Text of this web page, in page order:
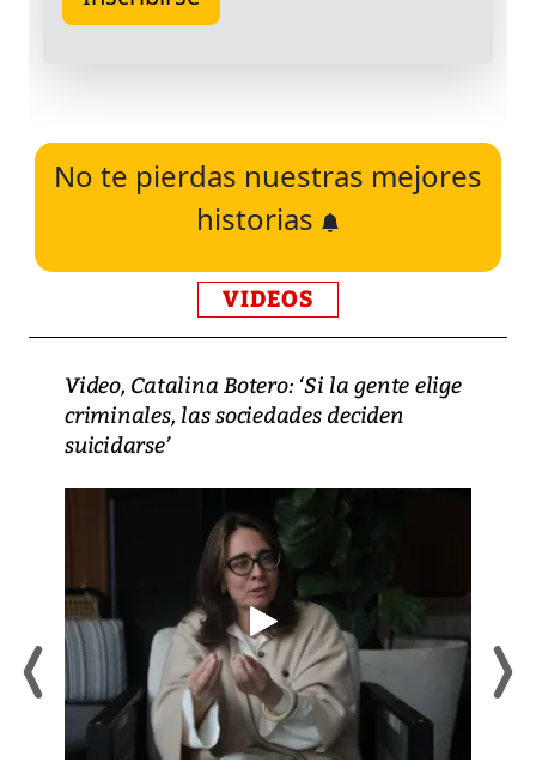
No te pierdas nuestras mejores
historias
VIDEOS
Video, Catalina Botero: ‘Si la gente elige
criminales, las sociedades deciden
suicidarse’